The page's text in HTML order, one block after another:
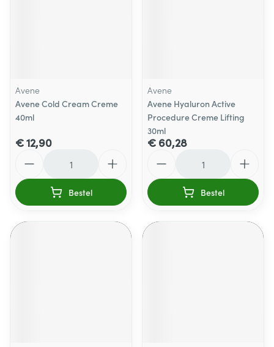
Avene
Avene Cold Cream Creme
40ml
€ 12,90
Bestel
Avene
Avene Hyaluron Active
Procedure Creme Lifting
30ml
€ 60,28
Bestel